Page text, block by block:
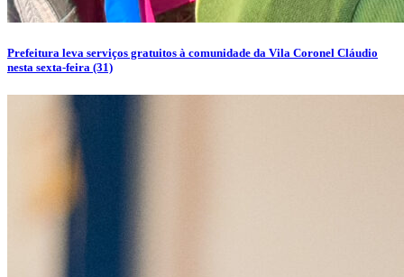
Prefeitura leva serviços gratuitos à comunidade da Vila Coronel Cláudio
nesta sexta-feira (31)